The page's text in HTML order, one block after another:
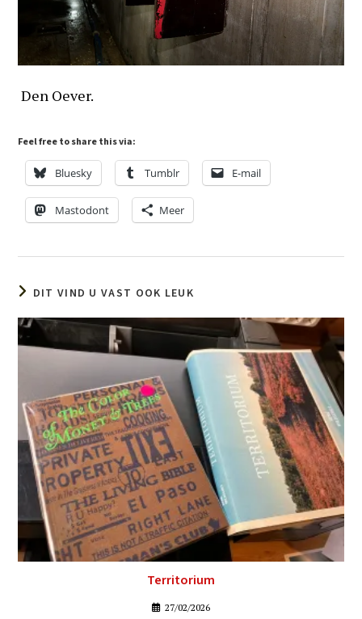
Den Oever.
Feel free to share this via:
Bluesky Tumblr E-mail
Mastodont Meer
DIT VIND U VAST OOK LEUK
Territorium
27/02/2026